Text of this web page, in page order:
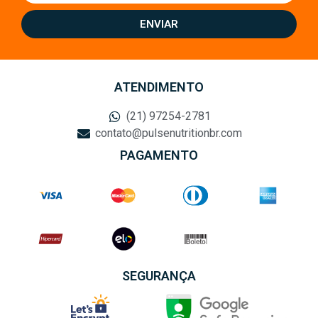
ENVIAR
ATENDIMENTO
(21) 97254-2781
contato@pulsenutritionbr.com
PAGAMENTO
SEGURANÇA